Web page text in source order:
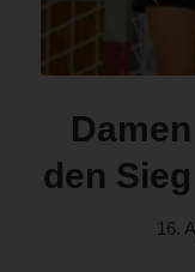
den
16.